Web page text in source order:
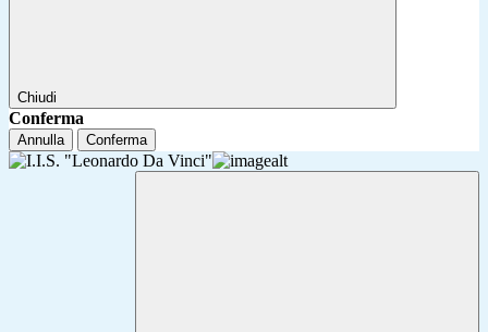
Chiudi
Conferma
Annulla Conferma